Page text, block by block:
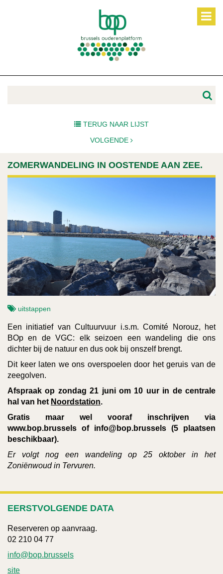
TERUG NAAR LIJST
VOLGENDE
ZOMERWANDELING IN OOSTENDE AAN ZEE.
uitstappen
Een initiatief van Cultuurvuur i.s.m. Comité Norouz, het
BOp en de VGC: elk seizoen een wandeling die ons
dichter bij de natuur en dus ook bij onszelf brengt.
Dit keer laten we ons overspoelen door het geruis van de
zeegolven.
Afspraak op zondag 21 juni om 10 uur in de centrale
hal van het Noordstation.
Gratis maar wel vooraf inschrijven via
www.bop.brussels of info@bop.brussels (5 plaatsen
beschikbaar).
Er volgt nog een wandeling op 25 oktober in het
Zoniënwoud in Tervuren.
EERSTVOLGENDE DATA
Reserveren op aanvraag.
02 210 04 77
info@bop.brussels
site